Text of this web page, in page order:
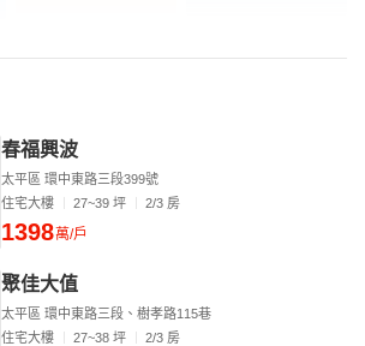
春福興波
太平區 環中東路三段399號
住宅大樓
27~39 坪 2/3 房
1398萬/戶
聚佳大值
太平區 環中東路三段、樹孝路115巷
住宅大樓
27~38 坪 2/3 房